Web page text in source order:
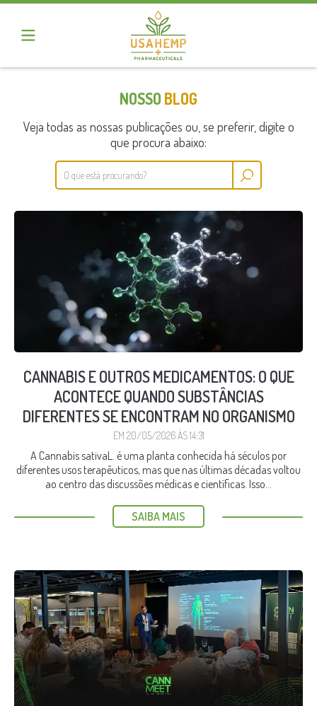
NOSSO BLOG
Veja todas as nossas publicações ou, se preferir, digite o
que procura abaixo:
CANNABIS E OUTROS MEDICAMENTOS: O QUE
ACONTECE QUANDO SUBSTÂNCIAS
DIFERENTES SE ENCONTRAM NO ORGANISMO
EM 20/05/2026 ÀS 14:31
A Cannabis sativaL. é uma planta conhecida há séculos por
diferentes usos terapêuticos, mas que nas últimas décadas voltou
ao centro das discussões médicas e científicas. Isso...
SAIBA MAIS